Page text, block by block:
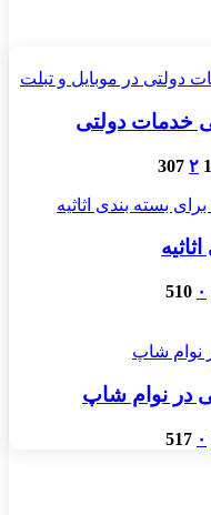
خدمات دولتی
۲ 307
۰ 510
در نوام شاپ
۰ 517